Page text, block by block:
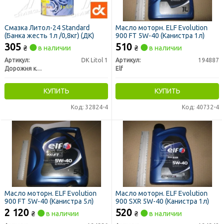
Смазка Литол-24 Standard
(Банка жесть 1л /0,8кг) (ДК)
305 ₴ в наличии
Артикул:
DK Litol 1
Дорожня карта
КУПИТЬ
Код: 32824-4
Масло моторн. ELF Evolution
900 FT 5W-40 (Канистра 1л)
510 ₴ в наличии
Артикул:
194887
Elf
КУПИТЬ
Код: 40732-4
Масло моторн. ELF Evolution
900 FT 5W-40 (Канистра 5л)
2 120 ₴ в наличии
Масло моторн. ELF Evolution
900 SXR 5W-40 (Канистра 1л)
520 ₴ в наличии